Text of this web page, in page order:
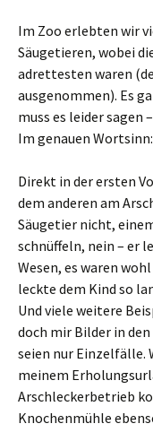
Im Zoo erlebten wir
Säugetieren, wobei
adrettesten waren
ausgenommen). Es
muss es leider sagen
Im genauen Wortsinn:
Direkt in der ersten
dem anderen am
Säugetier nicht,
schnüffeln, nein – er
Wesen, es waren
leckte dem Kind so
Und viele weitere
doch mir Bilder in
seien nur Einzelfälle.
meinem
Arschleckerbetrieb
Knochenmühle